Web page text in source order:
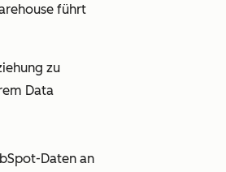
führt
zu
Data
Daten an